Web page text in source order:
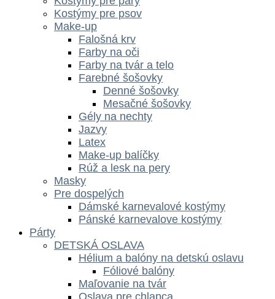
Kostýmy pre psov
Make-up
Falošná krv
Farby na oči
Farby na tvár a telo
Farebné šošovky
Denné šošovky
Mesačné šošovky
Gély na nechty
Jazvy
Latex
Make-up balíčky
Rúž a lesk na pery
Masky
Pre dospelých
Dámské karnevalové kostýmy
Pánské karnevalove kostýmy
Párty
DETSKÁ OSLAVA
Hélium a balóny na detskú oslavu
Fóliové balóny
Maľovanie na tvár
Oslava pre chlapca